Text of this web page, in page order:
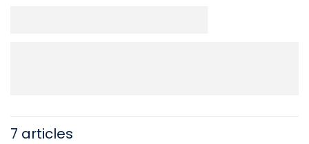
7 articles